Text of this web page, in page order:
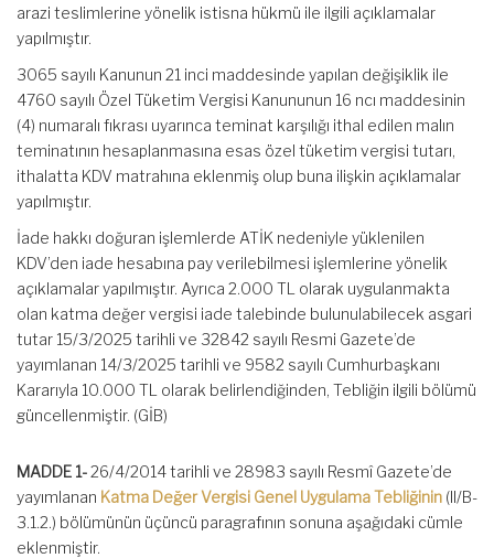
arazi teslimlerine yönelik istisna hükmü ile ilgili açıklamalar
yapılmıştır.
3065 sayılı Kanunun 21 inci maddesinde yapılan değişiklik ile
4760 sayılı Özel Tüketim Vergisi Kanununun 16 ncı maddesinin
(4) numaralı fıkrası uyarınca teminat karşılığı ithal edilen malın
teminatının hesaplanmasına esas özel tüketim vergisi tutarı,
ithalatta KDV matrahına eklenmiş olup buna ilişkin açıklamalar
yapılmıştır.
İade hakkı doğuran işlemlerde ATİK nedeniyle yüklenilen
KDV’den iade hesabına pay verilebilmesi işlemlerine yönelik
açıklamalar yapılmıştır. Ayrıca 2.000 TL olarak uygulanmakta
olan katma değer vergisi iade talebinde bulunulabilecek asgari
tutar 15/3/2025 tarihli ve 32842 sayılı Resmi Gazete’de
yayımlanan 14/3/2025 tarihli ve 9582 sayılı Cumhurbaşkanı
Kararıyla 10.000 TL olarak belirlendiğinden, Tebliğin ilgili bölümü
güncellenmiştir. (GİB)
MADDE 1-26/4/2014 tarihli ve 28983 sayılı Resmî Gazete’de
yayımlanan Katma Değer Vergisi Genel Uygulama Tebliğinin (II/B-
3.1.2.) bölümünün üçüncü paragrafının sonuna aşağıdaki cümle
eklenmiştir.